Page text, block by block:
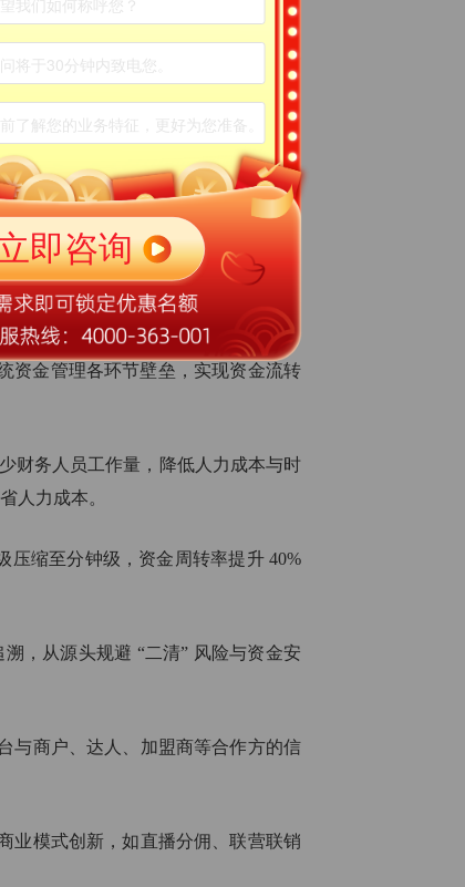
沉淀分析、分润趋势分析、结算效率
企业优化分账规则、调整渠道策略、
动触发结算指令，资金快速划转至各
功能，助力企业合理盘活沉淀资金，
资金管理各环节壁垒，实现资金流转
财务人员工作量，降低人力成本与时
人力成本。
压缩至分钟级，资金周转率提升 40%
，从源头规避 “二清” 风险与资金安
与商户、达人、加盟商等合作方的信
业模式创新，如直播分佣、联营联销